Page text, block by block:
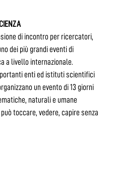
di incontro per ricercatori,
dei più grandi eventi di
a livello internazionale.
enti ed istituti scientifici
un evento di 13 giorni
naturali e umane
toccare, vedere, capire senza